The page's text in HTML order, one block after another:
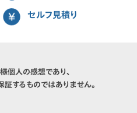
セルフ見積り
個人の感想であり、
するものではありません。